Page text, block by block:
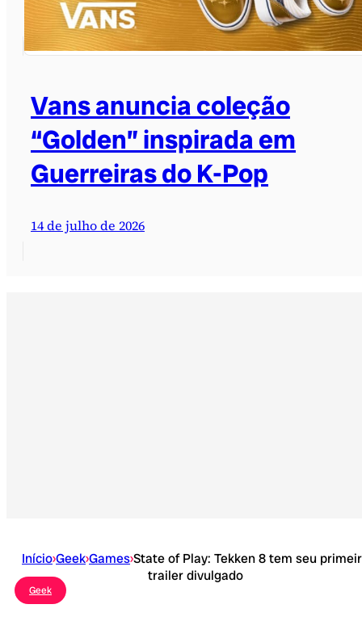
Vans anuncia coleção
“Golden” inspirada em
Guerreiras do K-Pop
14 de julho de 2026
Início›Geek›Games›State of Play: Tekken 8 tem seu
trailer divulgado
Geek